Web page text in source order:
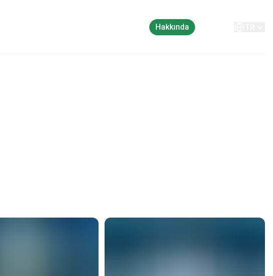
Hakkında